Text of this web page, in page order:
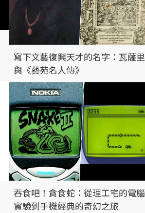
寫下文藝復興天才的名字：瓦薩里
與《藝苑名人傳》
吞食吧！貪食蛇：從理工宅的電腦
實驗到手機經典的奇幻之旅